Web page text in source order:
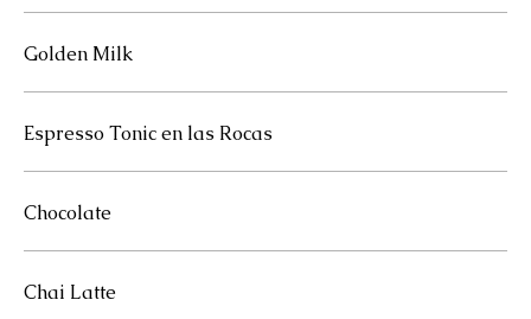
Golden Milk
Espresso Tonic en las Rocas
Chocolate
Chai Latte